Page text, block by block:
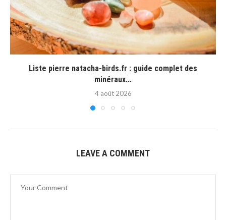
Liste pierre natacha-birds.fr : guide complet des
minéraux...
4 août 2026
LEAVE A COMMENT